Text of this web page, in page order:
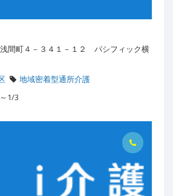
間町４－３４１－１２ パシフィック横
地域密着型通所介護
1/3